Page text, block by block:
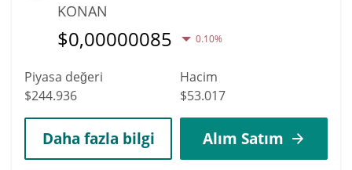
KONAN
$0,00000085 0.10%
Piyasa değeri
$244.936
Hacim
$53.017
Daha fazla bilgi Alım Satım